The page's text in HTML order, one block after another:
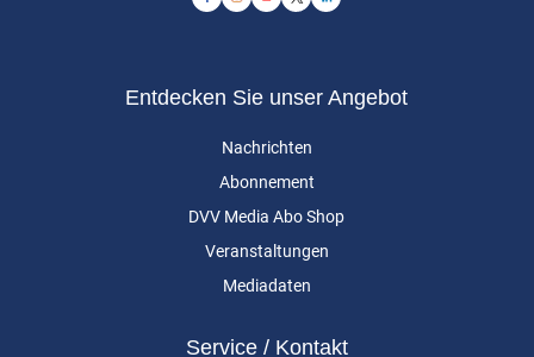
Entdecken Sie unser Angebot
Nachrichten
Abonnement
DVV Media Abo Shop
Veranstaltungen
Mediadaten
Service / Kontakt